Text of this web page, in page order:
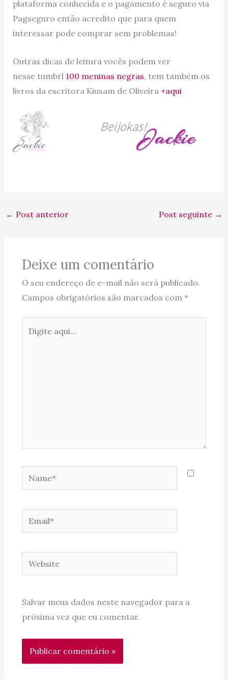
plataforma conhecida e o pagamento é seguro via
Pagseguro então acredito que para quem
interessar pode comprar sem problemas!
Outras dicas de leitura vocês podem ver
nesse tumbrl 100 meninas negras, tem também os
livros da escritora Kiusam de Oliveira +aqui
← Post anterior Post seguinte →
Deixe um comentário
O seu endereço de e-mail não será publicado.
Campos obrigatórios são marcados com *
aqui...
Website
Salvar meus dados neste navegador para a
próxima vez que eu comentar.